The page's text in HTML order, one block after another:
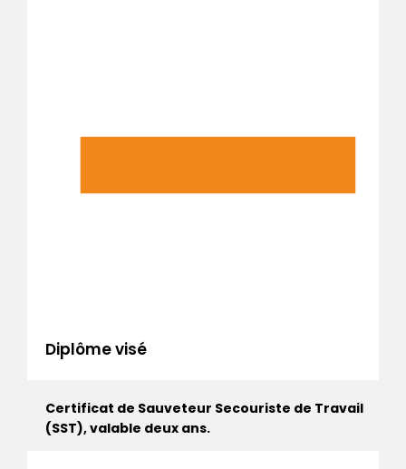
Diplôme visé
Certificat de Sauveteur Secouriste de Travail
(SST), valable deux ans.